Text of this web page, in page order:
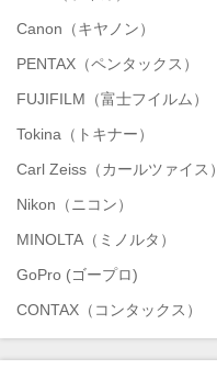
Canon（キヤノン）
PENTAX（ペンタックス）
FUJIFILM（富士フイルム）
Tokina（トキナー）
Carl Zeiss（カールツァイス）
Nikon（ニコン）
MINOLTA（ミノルタ）
GoPro (ゴープロ)
CONTAX（コンタックス）